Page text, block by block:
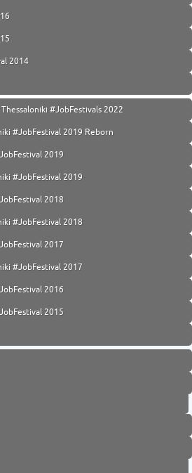
2014
Thessaloniki #JobFestivals 2022
#JobFestival 2019 Reborn
2019
#JobFestival 2019
2018
#JobFestival 2018
2017
#JobFestival 2017
2016
2015